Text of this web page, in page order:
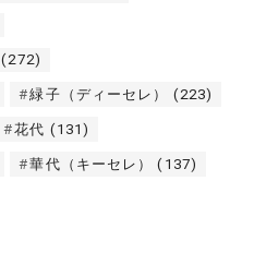
(272)
緑子（ディーセレ） (223)
花代 (131)
華代（キーセレ） (137)